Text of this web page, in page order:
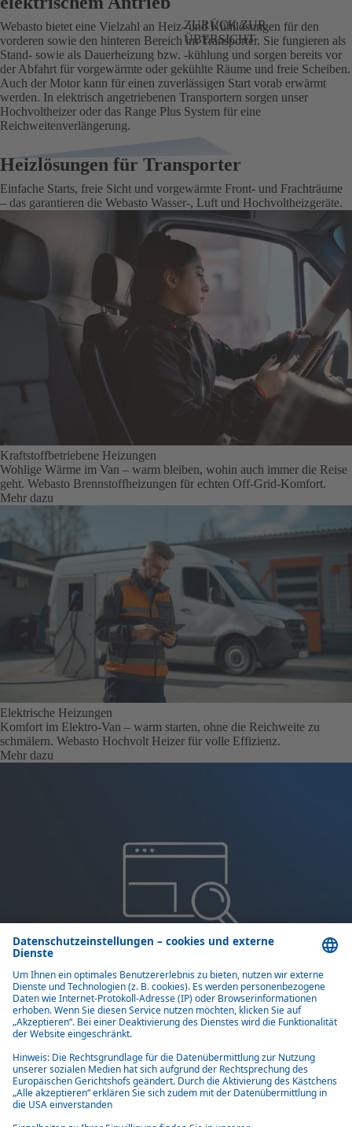
ZURÜCK ZUR
ÜBERSICHT
Webasto bietet eine Vielzahl an Heiz- und Kühllösungen für den
vorderen sowie den hinteren Bereich im Transporter. Sie fungieren als
Stand- sowie als Dauerheizung bzw. -kühlung und sorgen bereits vor
der Abfahrt für vorgewärmte oder gekühlte Räume und freie Scheiben.
Auch der Motor kann für einen zuverlässigen Start vorab erwärmt
werden. In elektrisch angetriebenen Transportern sorgen unser
Hochvoltheizer oder das Range Plus System für eine
Reichweitenverlängerung.
Heizlösungen für Transporter
Einfache Starts, freie Sicht und vorgewärmte Front- und Frachträume
– das garantieren die Webasto Wasser-, Luft und Hochvoltheizgeräte.
Kraftstoffbetriebene Heizungen
Wohlige Wärme im Van – warm bleiben, wohin auch immer die Reise
geht. Webasto Brennstoffheizungen für echten Off-Grid-Komfort.
Mehr dazu
Elektrische Heizungen
Komfort im Elektro-Van – warm starten, ohne die Reichweite zu
schmälern. Webasto Hochvolt Heizer für volle Effizienz.
Mehr dazu
Product finder
Verschaffen Sie sich einen Überblick über die variablen Webasto
Heizlösungen für Vans.
Alle Heizlösungen für Transporter
Klimaanlagen und Frachtkühlung für
Transporter